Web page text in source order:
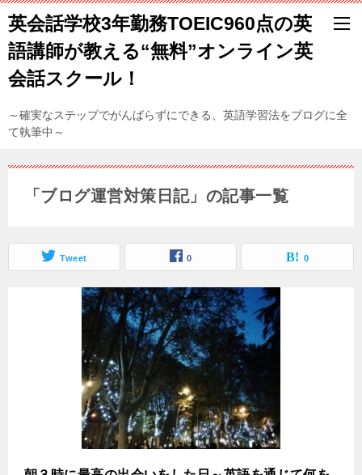
英会話学校3年勤務TOEIC960点の英
語講師が教える“無料”オンライン英
会話スクール！
～確実なステップでがんばらずにできる、英語学習法をブログに全
て執筆中～
「ブログ運営対策日記」の記事一覧
Tweet 0 0